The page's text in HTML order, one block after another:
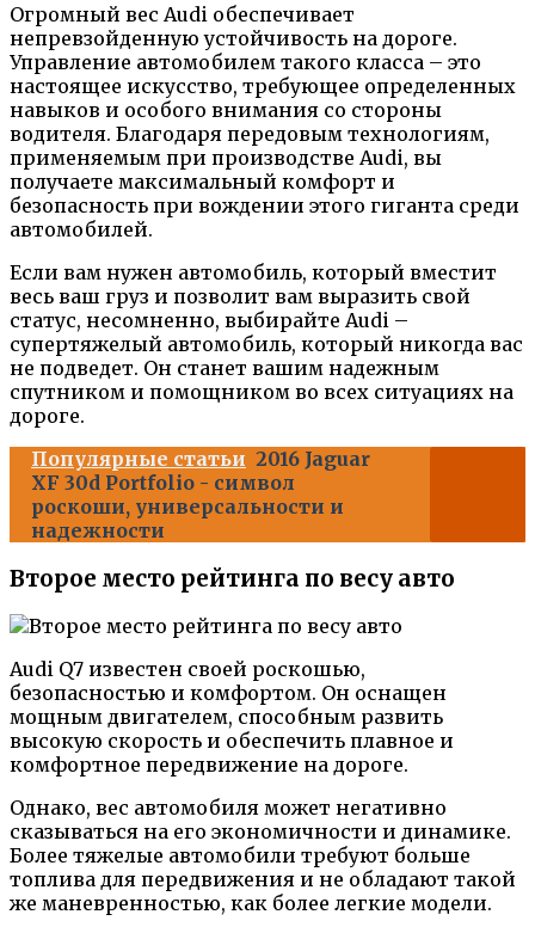
Огромный вес Audi обеспечивает
непревзойденную устойчивость на дороге.
Управление автомобилем такого класса – это
настоящее искусство, требующее определенных
навыков и особого внимания со стороны
водителя. Благодаря передовым технологиям,
применяемым при производстве Audi, вы
получаете максимальный комфорт и
безопасность при вождении этого гиганта среди
автомобилей.
Если вам нужен автомобиль, который вместит
весь ваш груз и позволит вам выразить свой
статус, несомненно, выбирайте Audi –
супертяжелый автомобиль, который никогда вас
не подведет. Он станет вашим надежным
спутником и помощником во всех ситуациях на
дороге.
Популярные статьи 2016 Jaguar
XF 30d Portfolio - символ
роскоши, универсальности и
надежности
Второе место рейтинга по весу авто
Audi Q7 известен своей роскошью,
безопасностью и комфортом. Он оснащен
мощным двигателем, способным развить
высокую скорость и обеспечить плавное и
комфортное передвижение на дороге.
Однако, вес автомобиля может негативно
сказываться на его экономичности и динамике.
Более тяжелые автомобили требуют больше
топлива для передвижения и не обладают такой
же маневренностью, как более легкие модели.